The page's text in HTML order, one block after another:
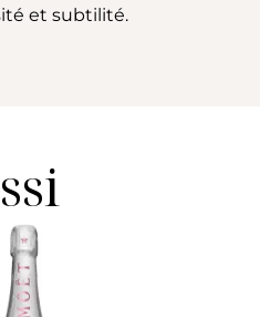
et subtilité.